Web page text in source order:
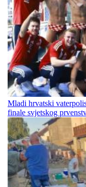
Mladi hrvatski
finale svjetskog